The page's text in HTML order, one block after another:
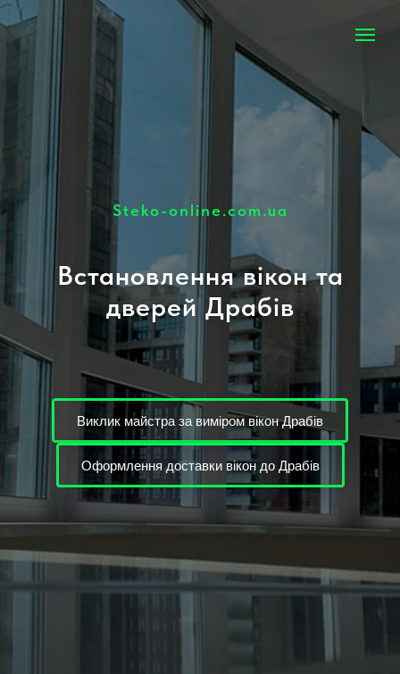
Steko-online.com.ua
Встановлення вікон та
дверей Драбів
Виклик майстра за виміром вікон Драбів
Оформлення доставки вікон до Драбів